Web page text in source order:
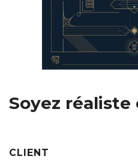
Soyez réaliste
CLIENT